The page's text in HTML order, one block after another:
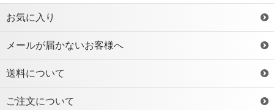
お気に入り
メールが届かないお客様へ
送料について
ご注文について